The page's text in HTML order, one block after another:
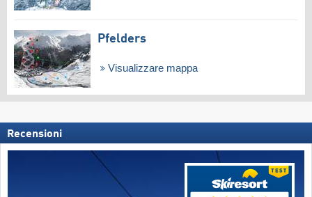
Pfelders
Visualizzare mappa
Recensioni